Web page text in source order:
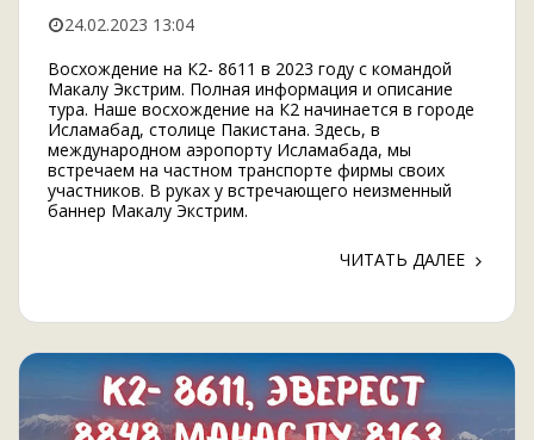
24.02.2023 13:04
Восхождение на К2- 8611 в 2023 году с командой
Макалу Экстрим. Полная информация и описание
тура. Наше восхождение на К2 начинается в городе
Исламабад, столице Пакистана. Здесь, в
международном аэропорту Исламабада, мы
встречаем на частном транспорте фирмы своих
участников. В руках у встречающего неизменный
баннер Макалу Экстрим.
ЧИТАТЬ ДАЛЕЕ